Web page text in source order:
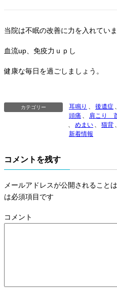
当院は不眠の改善に力を入れていま
血流up、免疫力ｕｐし
健康な毎日を過ごしましょう。
カテゴリー 耳鳴り 後遺症
頭痛
肩こり
めまい 猫背
新着情報
コメントを残す
メールアドレスが公開されることは
は必須項目です
コメント